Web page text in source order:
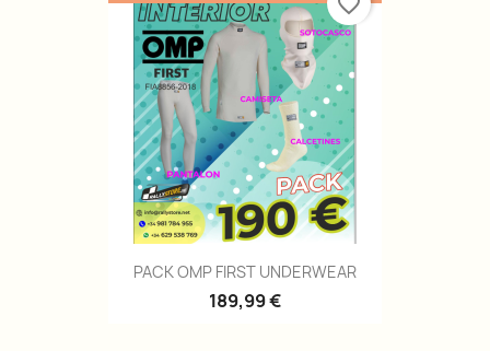
PACK OMP FIRST UNDERWEAR
189,99 €